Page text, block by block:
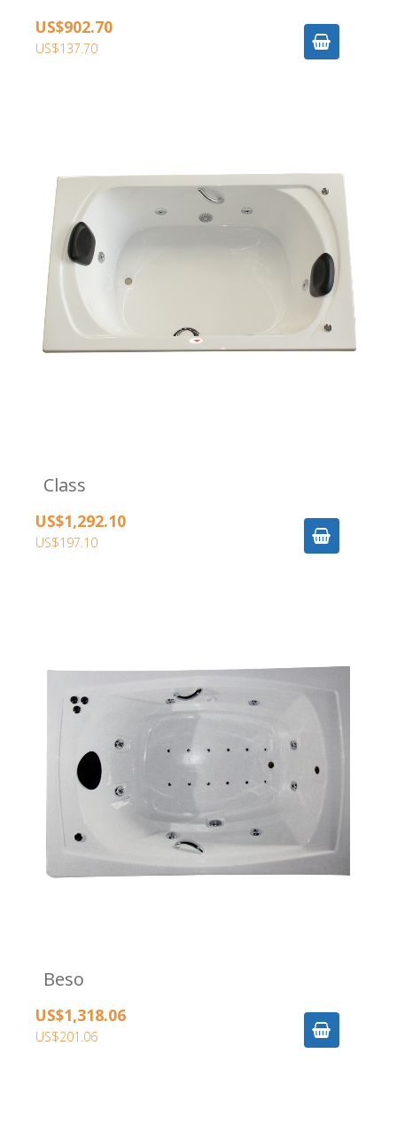
US$902.70
US$137.70
Class
US$1,292.10
US$197.10
Beso
US$1,318.06
US$201.06